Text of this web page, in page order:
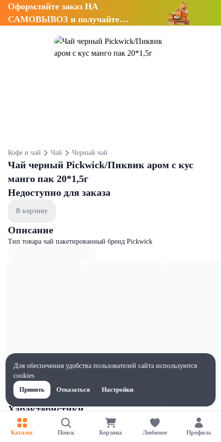
Оформляйте заказ НА
САМОВЫВОЗ и получайте
Кофе и чай Чай Черный чай
Чай черный Pickwick/Пиквик аром с кус
манго пак 20*1,5г
Недоступно для заказа
В корзину
Описание
Тип товара чай пакетированный бренд Pickwick
Характеристики
Ширина, мм
120
Каталог Поиск Корзина Любимое Профиль
Для обеспечения удобства пользователей сайта используются
cookies
Принять
Отказаться Настройки